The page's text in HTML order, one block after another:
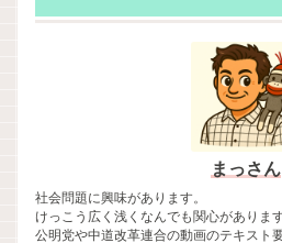
まっさん
社会問題に興味があります。
けっこう広く浅くなんでも関心があります
公明党や中道改革連合の動画のテキスト